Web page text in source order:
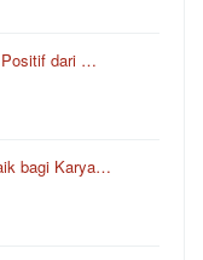
Positif dari …
bagi Karya…